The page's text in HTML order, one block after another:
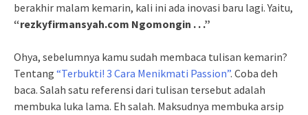
berakhir malam kemarin, kali ini ada inovasi baru lagi. Yaitu,
“rezkyfirmansyah.com Ngomongin . . .”
Ohya, sebelumnya kamu sudah membaca tulisan kemarin?
Tentang “Terbukti! 3 Cara Menikmati Passion”. Coba deh
baca. Salah satu referensi dari tulisan tersebut adalah
membuka luka lama. Eh salah. Maksudnya membuka arsip